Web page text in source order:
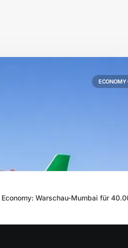
ECONOMY
Economy: Warschau-Mumbai für